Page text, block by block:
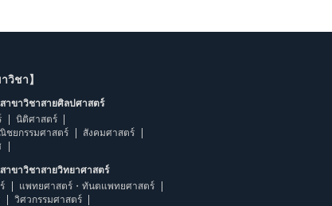
วิชา】
าขาวิชาสายศิลปศาสตร์
นิติศาสตร์
ชยกรรมศาสตร์
สังคมศาสตร์
าขาวิชาสายวิทยาศาสตร์
แพทยศาสตร์・ทันตแพทยศาสตร์
วิศวกรรมศาสตร์